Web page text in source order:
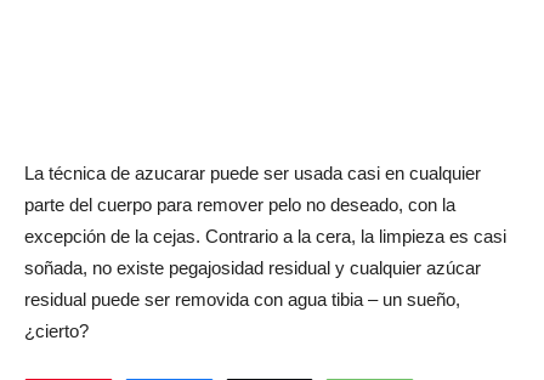
La técnica de azucarar puede ser usada casi en cualquier
parte del cuerpo para remover pelo no deseado, con la
excepción de la cejas. Contrario a la cera, la limpieza es casi
soñada, no existe pegajosidad residual y cualquier azúcar
residual puede ser removida con agua tibia – un sueño,
¿cierto?